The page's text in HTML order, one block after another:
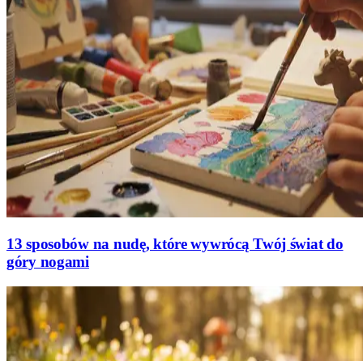
13 sposobów na nudę, które wywrócą Twój świat do
góry nogami